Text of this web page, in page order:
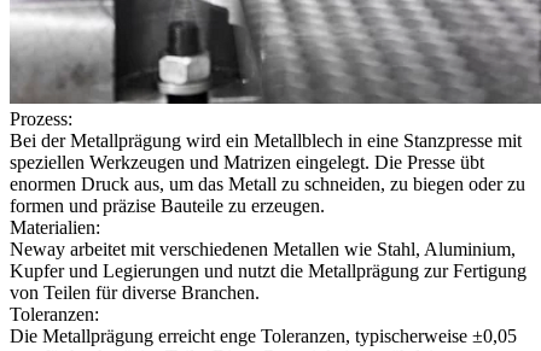
Prozess:
Bei der Metallprägung wird ein Metallblech in eine Stanzpresse mit
speziellen Werkzeugen und Matrizen eingelegt. Die Presse übt
enormen Druck aus, um das Metall zu schneiden, zu biegen oder zu
formen und präzise Bauteile zu erzeugen.
Materialien:
Neway arbeitet mit verschiedenen Metallen wie Stahl, Aluminium,
Kupfer und Legierungen und nutzt die Metallprägung zur Fertigung
von Teilen für diverse Branchen.
Toleranzen:
Die Metallprägung erreicht enge Toleranzen, typischerweise ±0,05